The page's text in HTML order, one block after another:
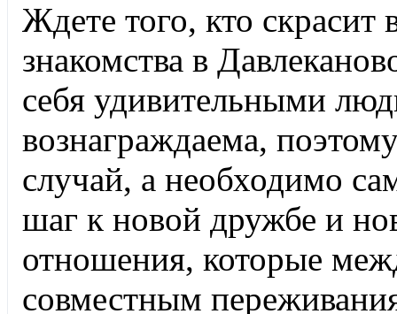
Ждете того, кто скрасит
знакомства в
себя удивительными
вознаграждаема,
случай, а необходимо
шаг к новой дружбе и
отношения, которые
совместным